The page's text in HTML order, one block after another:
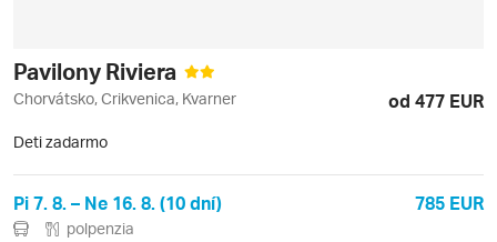
Pavilony Riviera
Chorvátsko, Crikvenica, Kvarner od 477 EUR
Deti zadarmo
Pi 7. 8. – Ne 16. 8. (10 dní) 785 EUR
polpenzia